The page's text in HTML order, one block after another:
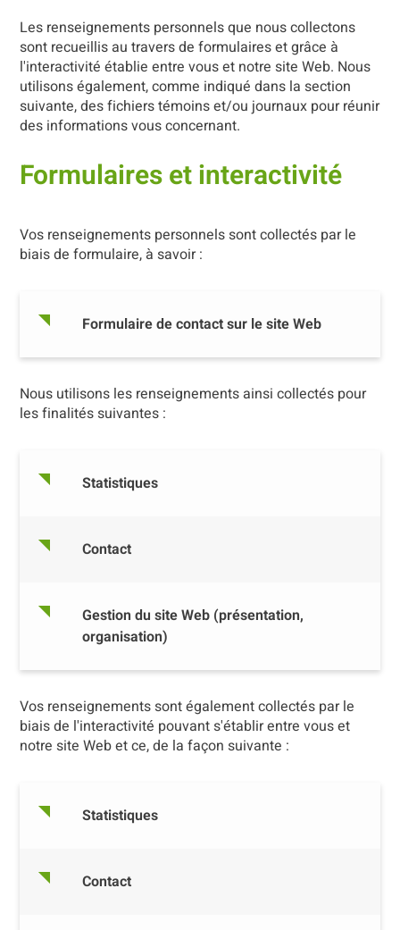
Les renseignements personnels que nous collectons
sont recueillis au travers de formulaires et grâce à
l'interactivité établie entre vous et notre site Web. Nous
utilisons également, comme indiqué dans la section
suivante, des fichiers témoins et/ou journaux pour réunir
des informations vous concernant.
Formulaires et interactivité
Vos renseignements personnels sont collectés par le
biais de formulaire, à savoir :
Formulaire de contact sur le site Web
Nous utilisons les renseignements ainsi collectés pour
les finalités suivantes :
Statistiques
Contact
Gestion du site Web (présentation,
organisation)
Vos renseignements sont également collectés par le
biais de l'interactivité pouvant s'établir entre vous et
notre site Web et ce, de la façon suivante :
Statistiques
Contact